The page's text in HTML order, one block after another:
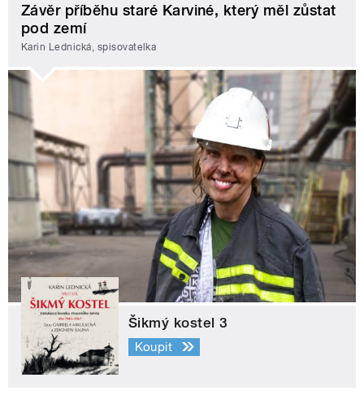
Závěr příběhu staré Karviné, který měl zůstat
pod zemí
Karin Lednická, spisovatelka
Šikmý kostel 3
Koupit